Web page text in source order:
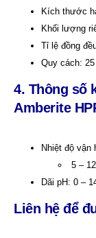
Kích thước
Khối lượng
Tỉ lệ đồng
Quy cách:
4. Thông số
Amberite
Nhiệt độ vận
5 –
Dãi pH: 0 –
Liên hệ để